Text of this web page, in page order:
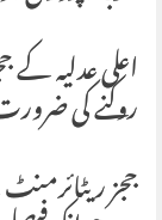
اعلی عدلیہ کے
روکنے کی
ججز